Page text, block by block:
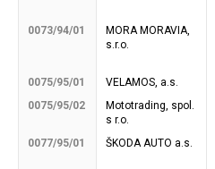
0073/94/01
MORA MORAVIA,
s.r.o.
0075/95/01 VELAMOS, a.s.
0075/95/02
Mototrading, spol.
s r.o.
0077/95/01 ŠKODA AUTO a.s.